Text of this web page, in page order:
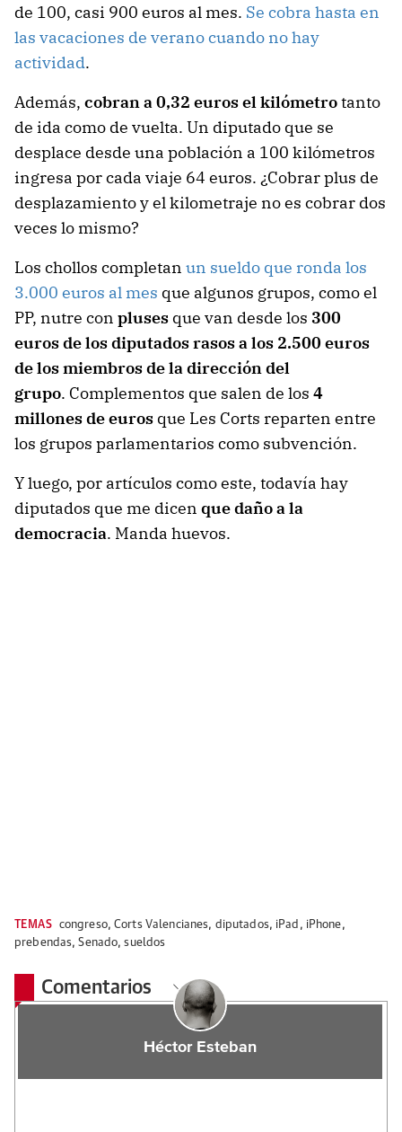
de 100, casi 900 euros al mes. Se cobra hasta en
las vacaciones de verano cuando no hay
actividad.
Además, cobran a 0,32 euros el kilómetrotanto
de ida como de vuelta. Un diputado que se
desplace desde una población a 100 kilómetros
ingresa por cada viaje 64 euros. ¿Cobrar plus de
desplazamiento y el kilometraje no es cobrar dos
veces lo mismo?
Los chollos completan un sueldo que ronda los
3.000 euros al mes que algunos grupos, como el
PP, nutre con pluses que van desde los 300
euros de los diputados rasos a los 2.500 euros
de los miembros de la dirección del
grupo. Complementos que salen de los 4
millones de euros que Les Corts reparten entre
los grupos parlamentarios como subvención.
Y luego, por artículos como este, todavía hay
diputados que me dicen que daño a la
democracia. Manda huevos.
TEMAS congreso,Corts Valencianes, diputados, iPad , iPhone,
prebendas,Senado,sueldos
Comentarios
Héctor Esteban